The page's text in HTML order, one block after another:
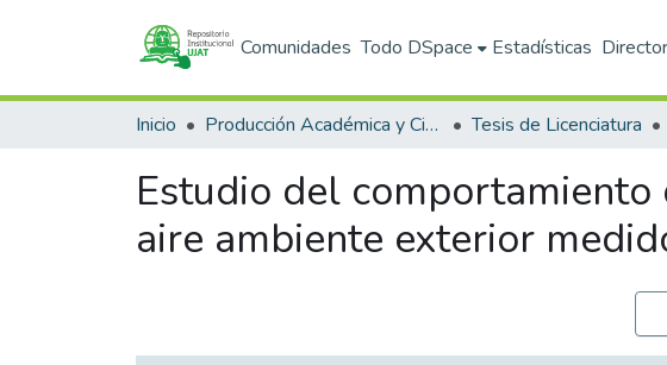
Comunidades Todo DSpace Estadísticas
Inicio Producción Académica y Científica Tesis de Licenciatura
Estudio del
aire ambiente exterior